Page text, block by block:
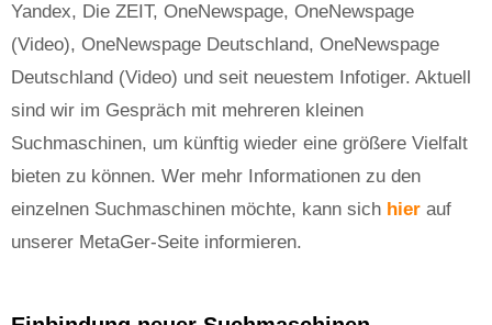
Yandex, Die ZEIT, OneNewspage, OneNewspage
(Video), OneNewspage Deutschland, OneNewspage
Deutschland (Video) und seit neuestem Infotiger. Aktuell
sind wir im Gespräch mit mehreren kleinen
Suchmaschinen, um künftig wieder eine größere Vielfalt
bieten zu können. Wer mehr Informationen zu den
einzelnen Suchmaschinen möchte, kann sich hier auf
unserer MetaGer-Seite informieren.